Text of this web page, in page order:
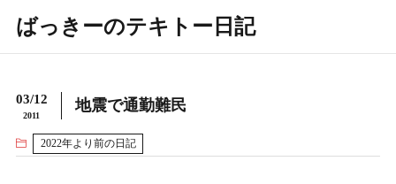
ばっきーのテキトー日記
03/12
2011
地震で通勤難民
2022年より前の日記